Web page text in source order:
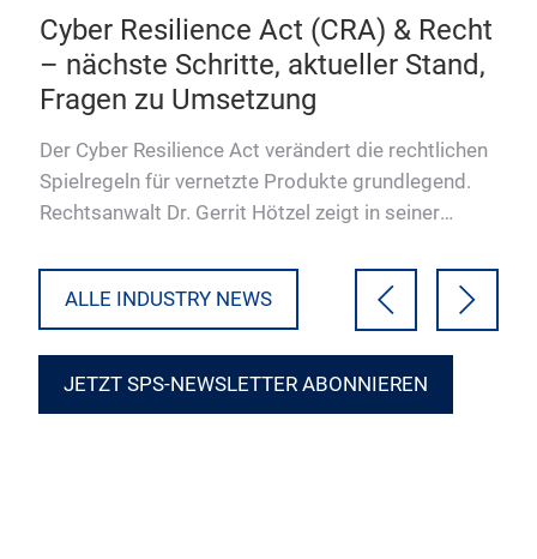
Cyber Resilience Act (CRA) & Recht
– nächste Schritte, aktueller Stand,
Fragen zu Umsetzung
Der Cyber Resilience Act verändert die rechtlichen
Spielregeln für vernetzte Produkte grundlegend.
Rechtsanwalt Dr. Gerrit Hötzel zeigt in seiner
ALLE INDUSTRY NEWS
JETZT SPS-NEWSLETTER ABONNIEREN